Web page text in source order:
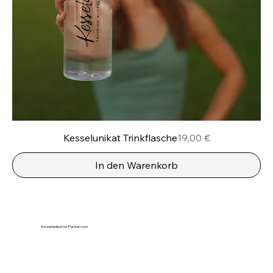
Kesselunikat TrinkflaschePreis
19,00 €
In den Warenkorb
Kesselunikat ist Partner von